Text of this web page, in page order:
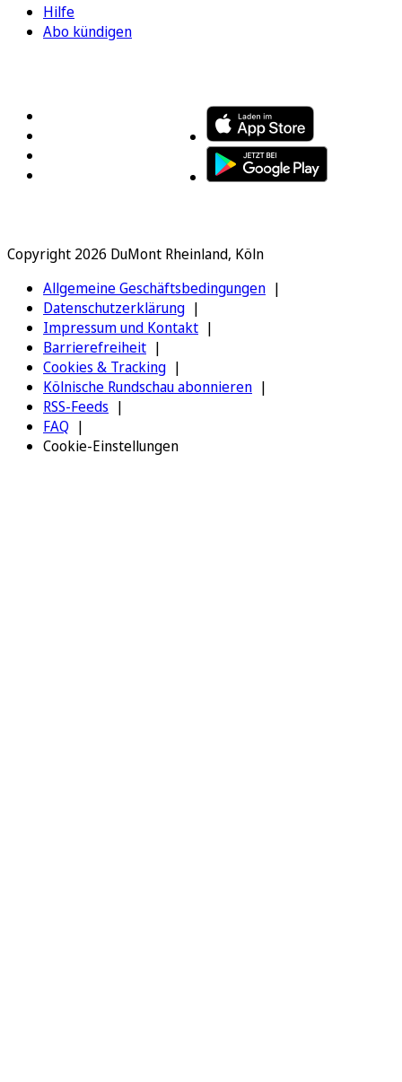
Hilfe
Abo kündigen
Copyright 2026 DuMont Rheinland, Köln
Allgemeine Geschäftsbedingungen
Datenschutzerklärung
Impressum und Kontakt
Barrierefreiheit
Cookies & Tracking
Kölnische Rundschau abonnieren
RSS-Feeds
FAQ
Cookie-Einstellungen